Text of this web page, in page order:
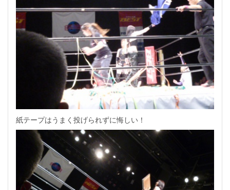
紙テープはうまく投げられずに悔しい！